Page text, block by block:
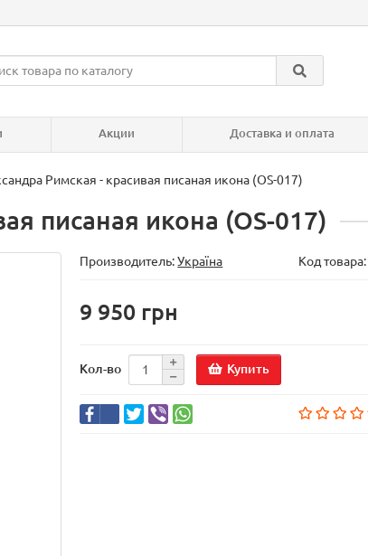
Акции Доставка и оплата
Римская - красивая писаная икона (OS-017)
писаная икона (OS-017)
Производитель:Україна Код товара:
9 950 грн
Кол-во Купить